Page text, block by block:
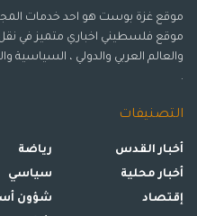
موقع فلسطيني اخباري متميز في
والعالم العربي والدولي ، السياسية
.
التصنيفات
أخبار القدس
أخبار محلية
إقتصاد
رياضة
سياسي
شؤون